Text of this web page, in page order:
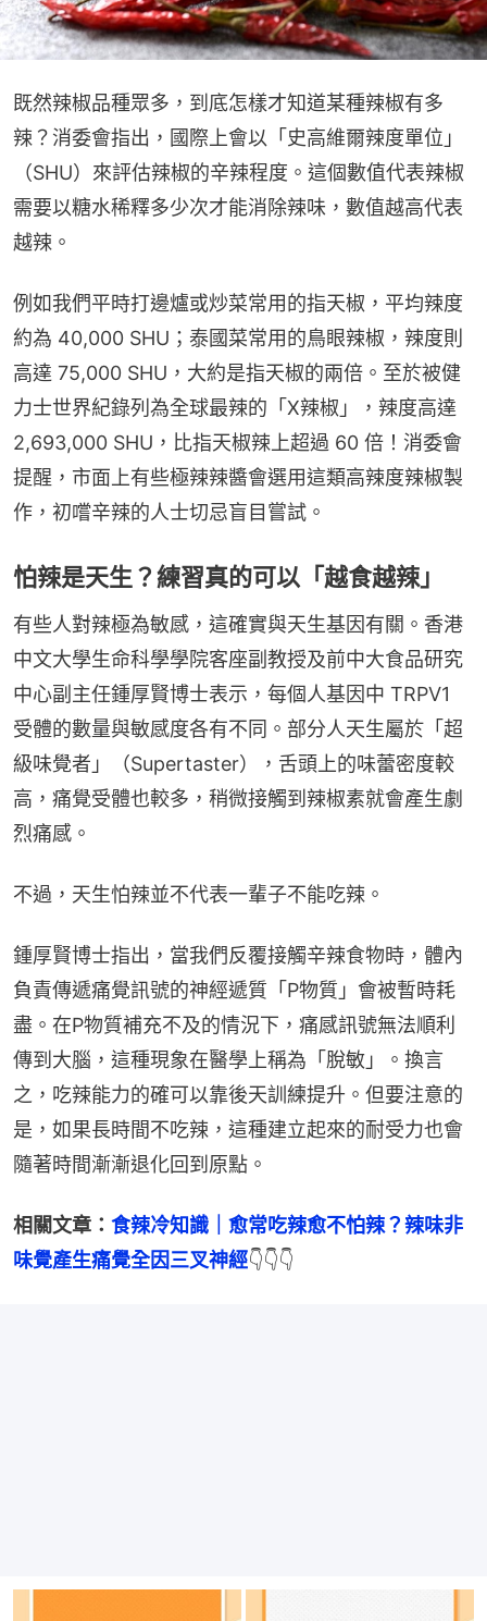
既然辣椒品種眾多，到底怎樣才知道某種辣椒有多
辣？消委會指出，國際上會以「史高維爾辣度單位」
（SHU）來評估辣椒的辛辣程度。這個數值代表辣椒
需要以糖水稀釋多少次才能消除辣味，數值越高代表
越辣。
例如我們平時打邊爐或炒菜常用的指天椒，平均辣度
約為 40,000 SHU；泰國菜常用的鳥眼辣椒，辣度則
高達 75,000 SHU，大約是指天椒的兩倍。至於被健
力士世界紀錄列為全球最辣的「X辣椒」，辣度高達
2,693,000 SHU，比指天椒辣上超過 60 倍！消委會
提醒，市面上有些極辣辣醬會選用這類高辣度辣椒製
作，初嚐辛辣的人士切忌盲目嘗試。
怕辣是天生？練習真的可以「越食越辣」
有些人對辣極為敏感，這確實與天生基因有關。香港
中文大學生命科學學院客座副教授及前中大食品研究
中心副主任鍾厚賢博士表示，每個人基因中 TRPV1
受體的數量與敏感度各有不同。部分人天生屬於「超
級味覺者」（Supertaster），舌頭上的味蕾密度較
高，痛覺受體也較多，稍微接觸到辣椒素就會產生劇
烈痛感。
不過，天生怕辣並不代表一輩子不能吃辣。
鍾厚賢博士指出，當我們反覆接觸辛辣食物時，體內
負責傳遞痛覺訊號的神經遞質「P物質」會被暫時耗
盡。在P物質補充不及的情況下，痛感訊號無法順利
傳到大腦，這種現象在醫學上稱為「脫敏」。換言
之，吃辣能力的確可以靠後天訓練提升。但要注意的
是，如果長時間不吃辣，這種建立起來的耐受力也會
隨著時間漸漸退化回到原點。
相關文章： 食辣冷知識｜愈常吃辣愈不怕辣？辣味非
味覺產生痛覺全因三叉神經👇👇👇